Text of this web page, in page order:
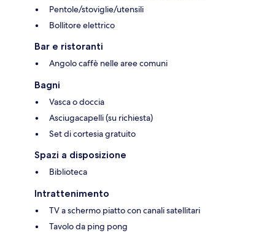
Pentole/stoviglie/utensili
Bollitore elettrico
Bar e ristoranti
Angolo caffè nelle aree comuni
Bagni
Vasca o doccia
Asciugacapelli (su richiesta)
Set di cortesia gratuito
Spazi a disposizione
Biblioteca
Intrattenimento
TV a schermo piatto con canali satellitari
Tavolo da ping pong